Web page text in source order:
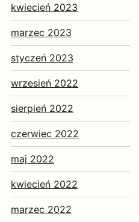
kwiecień 2023
marzec 2023
styczeń 2023
wrzesień 2022
sierpień 2022
czerwiec 2022
maj 2022
kwiecień 2022
marzec 2022